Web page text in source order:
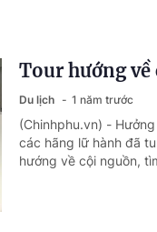
Chiến dịch 500 ngày đêm tìm kiếm, quy tập và xác định danh tính hài cốt liệt sĩ
Tour hướng
Du lịch 1 năm trước
(Chinhphu.vn) -
các hãng lữ hành đã
hướng về cội nguồn,